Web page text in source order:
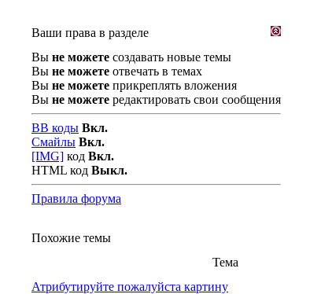
Ваши права в разделе
Вы не можете создавать новые темы
Вы не можете отвечать в темах
Вы не можете прикреплять вложения
Вы не можете редактировать свои сообщения
BB коды Вкл.
Смайлы Вкл.
[IMG] код Вкл.
HTML код Выкл.
Правила форума
Похожие темы
Тема
Атрибутируйте пожалуйста картину